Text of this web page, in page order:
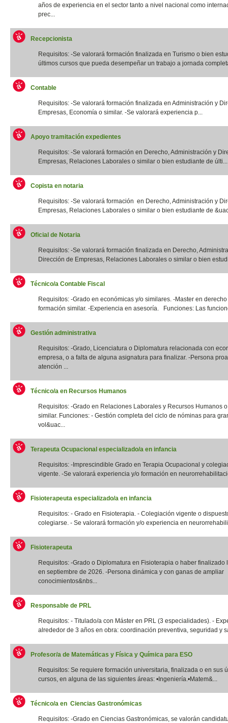
años de experiencia en el sector tanto a nivel nacional como
prec...
Recepcionista
Requisitos: -Se valorará formación finalizada en Turismo o bien
últimos cursos que pueda desempeñar un trabajo a jornada
Contable
Requisitos: -Se valorará formación finalizada en Administración y
Empresas, Economía o similar. -Se valorará experiencia p...
Apoyo tramitación expedientes
Requisitos: -Se valorará formación en Derecho, Administración y
Empresas, Relaciones Laborales o similar o bien estudiante de últi...
Copista en notaria
Requisitos: -Se valorará formación en Derecho, Administración y
Empresas, Relaciones Laborales o similar o bien estudiante de
Oficial de Notaria
Requisitos: -Se valorará formación finalizada en Derecho,
Dirección de Empresas, Relaciones Laborales o similar o bien
Técnico/a Contable Fiscal
Requisitos: -Grado en económicas y/o similares. -Master en
formación similar. -Experiencia en asesoría. Funciones: Las
Gestión administrativa
Requisitos: -Grado, Licenciatura o Diplomatura relacionada con
empresa, o a falta de alguna asignatura para finalizar. -Persona
atención ...
Técnico/a en Recursos Humanos
Requisitos: -Grado en Relaciones Laborales y Recursos Humanos
similar. Funciones: - Gestión completa del ciclo de nóminas para
vol&uac...
Terapeuta Ocupacional especializado/a en infancia
Requisitos: -Imprescindible Grado en Terapia Ocupacional y
vigente. -Se valorará experiencia y/o formación en
Fisioterapeuta especializado/a en infancia
Requisitos: - Grado en Fisioterapia. - Colegiación vigente o
colegiarse. - Se valorará formación y/o experiencia en
Fisioterapeuta
Requisitos: -Grado o Diplomatura en Fisioterapia o haber finalizado
en septiembre de 2026. -Persona dinámica y con ganas de ampliar
conocimientos&nbs...
Responsable de PRL
Requisitos: - Titulado/a con Máster en PRL (3 especialidades). -
alrededor de 3 años en obra: coordinación preventiva, seguridad y
Profesor/a de Matemáticas y Física y Química para ESO
Requisitos: Se requiere formación universitaria, finalizada o en sus
cursos, en alguna de las siguientes áreas: •Ingeniería.•Matem&...
Técnico/a en Ciencias Gastronómicas
Requisitos: -Grado en Ciencias Gastronómicas, se valorán